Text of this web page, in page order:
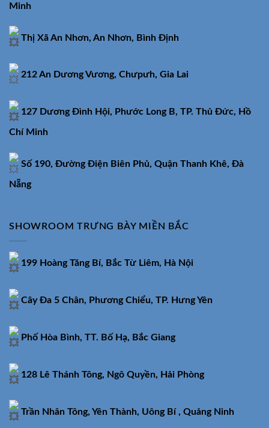
Minh
Thị Xã An Nhơn, An Nhơn, Bình Định
212 An Dương Vương, Chưpưh, Gia Lai
127 Dương Đình Hội, Phước Long B, TP. Thủ Đức, Hồ
Chí Minh
Số 190, Đường Điện Biên Phủ, Quận Thanh Khê, Đà
Nẵng
SHOWROOM TRƯNG BÀY MIỀN BẮC
199 Hoàng Tăng Bí, Bắc Từ Liêm, Hà Nội
Cây Đa 5 Chân, Phương Chiểu, TP. Hưng Yên
Phố Hòa Bình, TT. Bố Hạ, Bắc Giang
128 Lê Thánh Tông, Ngô Quyền, Hải Phòng
Trần Nhân Tông, Yên Thành, Uông Bí , Quảng Ninh